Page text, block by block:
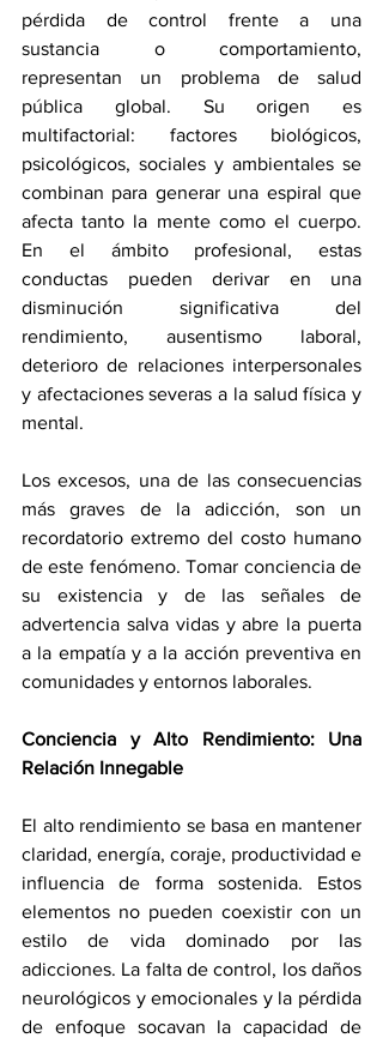
pérdida de control frente a una
sustancia o comportamiento,
representan un problema de salud
pública global. Su origen es
multifactorial: factores biológicos,
psicológicos, sociales y ambientales se
combinan para generar una espiral que
afecta tanto la mente como el cuerpo.
En el ámbito profesional, estas
conductas pueden derivar en una
disminución significativa del
rendimiento, ausentismo laboral,
deterioro de relaciones interpersonales
y afectaciones severas a la salud física y
mental.
Los excesos, una de las consecuencias
más graves de la adicción, son un
recordatorio extremo del costo humano
de este fenómeno. Tomar conciencia de
su existencia y de las señales de
advertencia salva vidas y abre la puerta
a la empatía y a la acción preventiva en
comunidades y entornos laborales.
Conciencia y Alto Rendimiento: Una
Relación Innegable
El alto rendimiento se basa en mantener
claridad, energía, coraje, productividad e
influencia de forma sostenida. Estos
elementos no pueden coexistir con un
estilo de vida dominado por las
adicciones. La falta de control, los daños
neurológicos y emocionales y la pérdida
de enfoque socavan la capacidad de